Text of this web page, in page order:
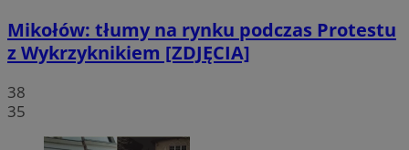
Mikołów: tłumy na rynku podczas Protestu
z Wykrzyknikiem [ZDJĘCIA]
38
35